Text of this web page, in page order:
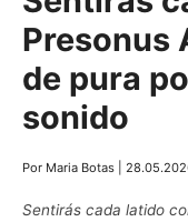
Presonus
de pura
sonido
Por Maria Botas
Sentirás cada latido